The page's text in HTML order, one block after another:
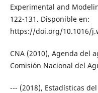
Experimental and
122-131. Disponible en:
https://doi.org/10.1016/
CNA (2010), Agenda del
Comisión Nacional del
--- (2018), Estadísticas